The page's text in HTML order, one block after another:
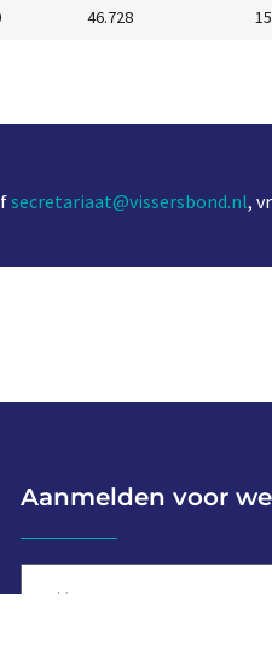
46.728
secretariaat@vissersbond.nl,
Aanmelden voor